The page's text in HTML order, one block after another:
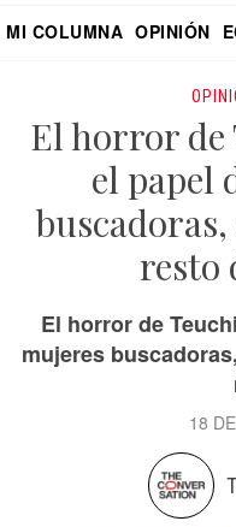
MI COLUMNA OPINIÓN
El horror de
el papel
resto
El horror de
mujeres
18